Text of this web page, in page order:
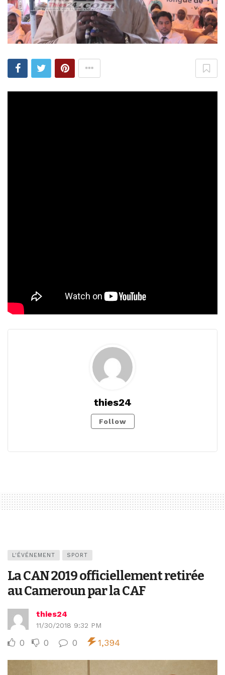
thies24
Follow
L'ÉVÉNEMENT SPORT
La CAN 2019 officiellement retirée
au Cameroun par la CAF
thies24
11/30/2018 9:32 PM
0 0 0 1,394